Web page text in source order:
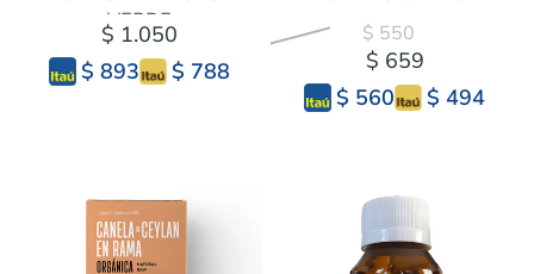
VERDE
$ 1.050
$ 893
$ 788
$ 550
$ 659
$ 560
$ 494